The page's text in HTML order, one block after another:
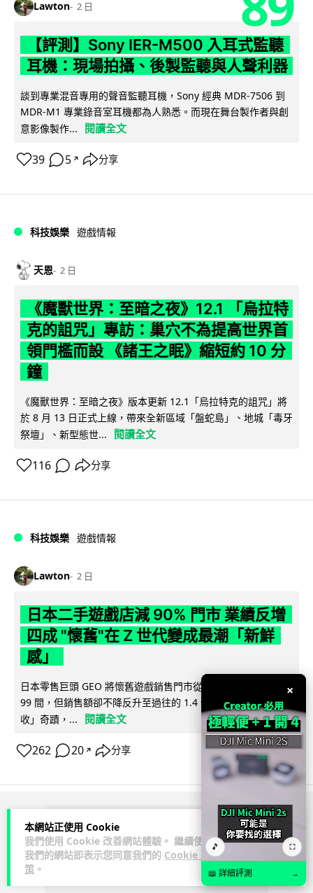
本網站正使用 Cookie
我們使用 Cookie 改善網站體驗。 繼續使用
我們的網站即表示您同意我們的 Cookie 政
策 。
Lawton 2 日
【評測】Sony IER-M500 入耳式監聽
耳機：現場拍攝、後製監聽與人聲利器
談到專業混音專用的聲音監聽耳機，Sony 經典 MDR-7506 到
MDR-M1 專業錄音室耳機都為人熟悉。而現在舞台製作者與創
意影像製作...
閱讀全文
39 5 ↗ 分享
科技娛樂 遊戲情報
天恩 2 日
《魔獸世界：至暗之夜》12.1 「烏拉特
克的詛咒」專訪：巢穴不為提高世界首
領門檻而設 《諸王之眠》縮短約 10 分
鐘
《魔獸世界：至暗之夜》版本更新 12.1「烏拉特克的詛咒」將
於 8 月 13 日正式上線，帶來全新區域「盤蛇島」、地城「毒牙
祭壇」、新型態世...
閱讀全文
116 分享
科技娛樂 遊戲情報
Lawton 2 日
日本二手遊戲店減 90% 門市 業績反增
四成 "懷舊"在 Z 世代變成最潮「新鮮
感」
日本零售巨頭 GEO 將懷舊遊戲銷售門市從 1,000 間大幅減至
99 間，但銷售額卻不降反升至過往的 1.4 倍。做到「減店增
收」奇蹟，...
閱讀全文
262 20 ↗ 分享
×
🎵 ⛶
📖 詳細評測 →